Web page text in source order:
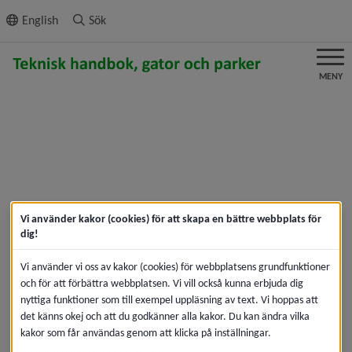
innehållet
English Sök
MENY
Vi använder kakor (cookies) för att skapa en bättre webbplats för
dig!
Vi använder vi oss av kakor (cookies) för webbplatsens grundfunktioner
och för att förbättra webbplatsen. Vi vill också kunna erbjuda dig
nyttiga funktioner som till exempel uppläsning av text. Vi hoppas att
det känns okej och att du godkänner alla kakor. Du kan ändra vilka
kakor som får användas genom att klicka på inställningar.